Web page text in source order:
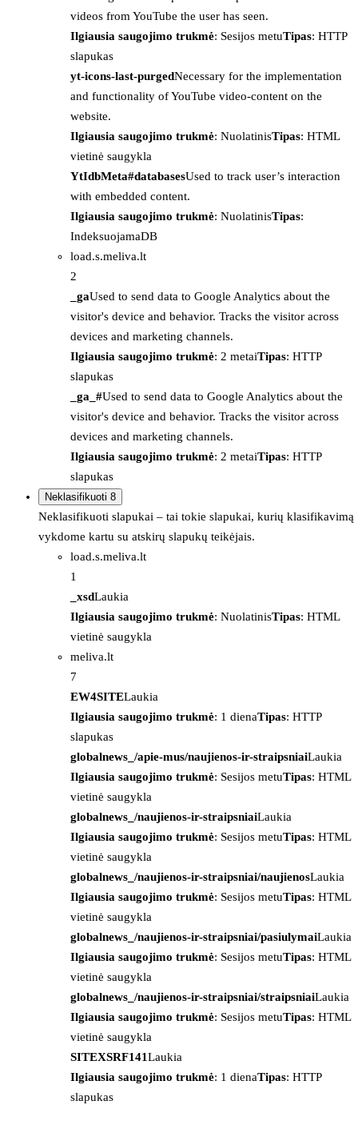
videos from YouTube the user has seen.
Ilgiausia saugojimo trukmė: Sesijos metuTipas: HTTP
slapukas
yt-icons-last-purgedNecessary for the implementation
and functionality of YouTube video-content on the
website.
Ilgiausia saugojimo trukmė: NuolatinisTipas: HTML
vietinė saugykla
YtIdbMeta#databasesUsed to track user’s interaction
with embedded content.
Ilgiausia saugojimo trukmė: NuolatinisTipas:
IndeksuojamaDB
load.s.meliva.lt
2
_gaUsed to send data to Google Analytics about the
visitor's device and behavior. Tracks the visitor across
devices and marketing channels.
Ilgiausia saugojimo trukmė: 2 metaiTipas: HTTP
slapukas
_ga_#Used to send data to Google Analytics about the
visitor's device and behavior. Tracks the visitor across
devices and marketing channels.
Ilgiausia saugojimo trukmė: 2 metaiTipas: HTTP
slapukas
Neklasifikuoti 8
Neklasifikuoti slapukai – tai tokie slapukai, kurių klasifikavimą
vykdome kartu su atskirų slapukų teikėjais.
load.s.meliva.lt
1
_xsdLaukia
Ilgiausia saugojimo trukmė: NuolatinisTipas: HTML
vietinė saugykla
meliva.lt
7
EW4SITELaukia
Ilgiausia saugojimo trukmė: 1 dienaTipas: HTTP
slapukas
globalnews_/apie-mus/naujienos-ir-straipsniaiLaukia
Ilgiausia saugojimo trukmė: Sesijos metuTipas: HTML
vietinė saugykla
globalnews_/naujienos-ir-straipsniaiLaukia
Ilgiausia saugojimo trukmė: Sesijos metuTipas: HTML
vietinė saugykla
globalnews_/naujienos-ir-straipsniai/naujienosLaukia
Ilgiausia saugojimo trukmė: Sesijos metuTipas: HTML
vietinė saugykla
globalnews_/naujienos-ir-straipsniai/pasiulymaiLaukia
Ilgiausia saugojimo trukmė: Sesijos metuTipas: HTML
vietinė saugykla
globalnews_/naujienos-ir-straipsniai/straipsniaiLaukia
Ilgiausia saugojimo trukmė: Sesijos metuTipas: HTML
vietinė saugykla
SITEXSRF141Laukia
Ilgiausia saugojimo trukmė: 1 dienaTipas: HTTP
slapukas